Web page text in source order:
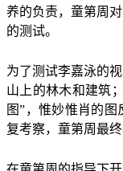
养的负责，童第周
的测试。
为了测试李嘉泳的
山上的林木和建筑
图”，惟妙惟肖的
复考察，童第周最